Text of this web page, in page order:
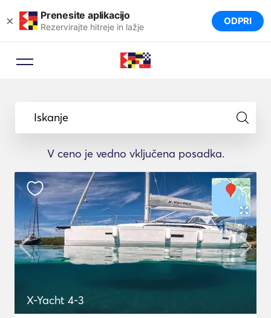
× Prenesite aplikacijo
Rezervirajte hitreje in lažje ODPRI
Iskanje
V ceno je vedno vključena posadka.
X-Yacht 4-3